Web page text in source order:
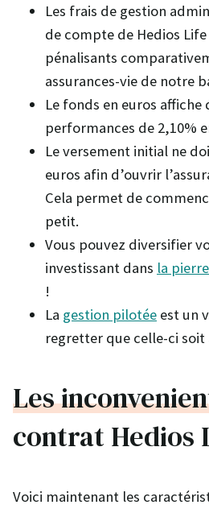
Les frais de gestion
de compte de Hedios
pénalisants
assurances-vie de notre
Le fonds en euros affiche
performances de 2,10%
Le versement initial ne
euros afin d’ouvrir
Cela permet de
petit.
Vous pouvez diversifier
investissant dans la
!
La gestion pilotée est un
regretter que celle-ci soit
Les
contrat Hedios
Voici maintenant les